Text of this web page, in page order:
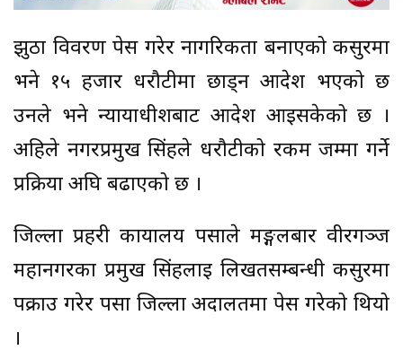
झुठा विवरण पेस गरेर नागरिकता बनाएको कसुरमा
भने १५ हजार धरौटीमा छाड्न आदेश भएको छ
उनले भने न्यायाधीशबाट आदेश आइसकेको छ ।
अहिले नगरप्रमुख सिंहले धरौटीको रकम जम्मा गर्ने
प्रक्रिया अघि बढाएको छ ।
जिल्ला प्रहरी कार्यालय पर्साले मङ्गलबार वीरगञ्ज
महानगरका प्रमुख सिंहलाई लिखतसम्बन्धी कसुरमा
पक्राउ गरेर पर्सा जिल्ला अदालतमा पेस गरेको थियो
।